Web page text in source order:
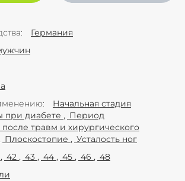
Германия
Начальная стадия
при диабете
Период
травм и хирургического
Плоскостопие
Усталость ног
42 43 44 45 46
48